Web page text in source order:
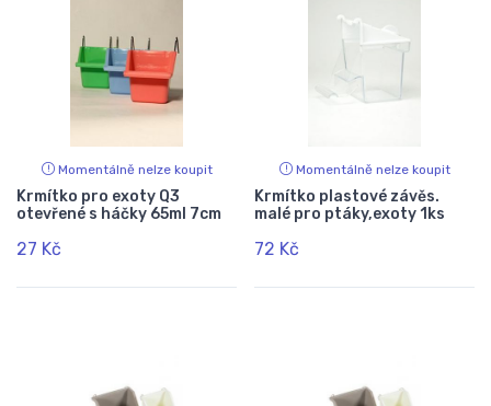
Momentálně nelze koupit
Krmítko pro exoty Q3
otevřené s háčky 65ml 7cm
27 Kč
Momentálně nelze koupit
Krmítko plastové závěs.
malé pro ptáky,exoty 1ks
72 Kč